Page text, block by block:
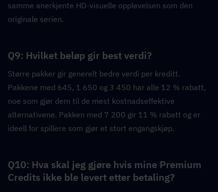
samme anerkjente HD-visuelle opplevelsen som den
originale serien.
Q9: Hvilket beløp gir best verdi?
Større pakker gir generelt bedre verdi per kreditt.
Pakkene med 645, 1 650 og 3 450 har alle 12 % rabatt,
noe som gjør dem til de mest kostnadseffektive
alternativene. Pakken med 7 200 gir 11 % rabatt og er
ideell for spillere som gjør et stort engangskjøp.
Q10: Hva skal jeg gjøre hvis mine Premium
Credits ikke ble levert etter betaling?